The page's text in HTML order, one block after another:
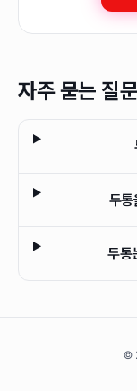
자주 묻는 질문
두
두통
©